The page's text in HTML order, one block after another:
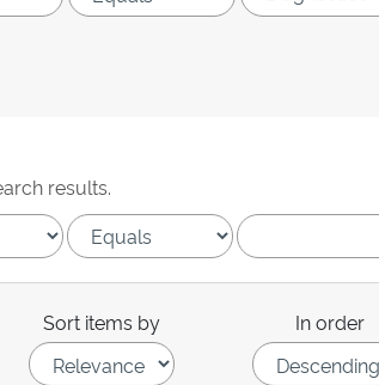
results.
Sort items by In order